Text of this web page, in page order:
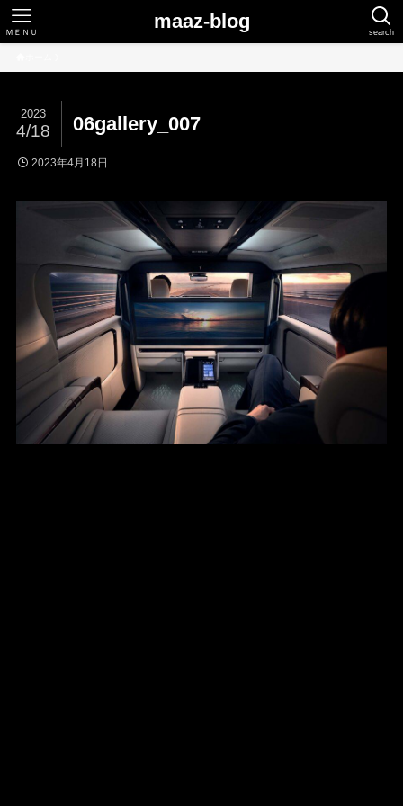
maaz-blog search
ＭＥＮＵ
06gallery_007
2023
4/18
2023年4月18日